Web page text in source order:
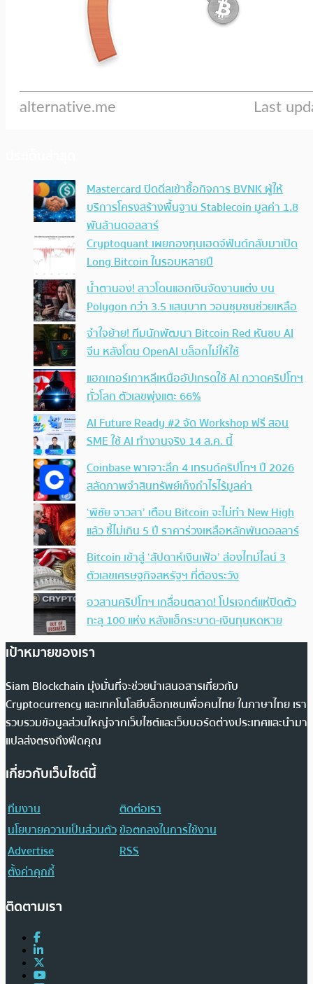
Mastercard ปิดดีลเข้าซื้อกิจการ BVNK ผู้ให้
บริการโครงสร้างพื้นฐาน Stablecoin มูลค่า 1.8
พันล้านดอลลาร์
Cryptoquant เผยกองทุนเฮดจ์ฟันด์กลับมาเปิด
Long Bitcoin ในรอบหลายปี
น้ำตานอง! สาวโดนแฮกเงินจัดงานแต่ง บน
Polygon กว่า 3.5 แสนบาท วอนชุมชนช่วยเหลือ
จำใจย้าย! ทีมนักพัฒนา Bitcoin Red หันซบ AI
จีน หลังโดน OpenAI บล็อกไม่ให้ใช้
แฮกเกอร์เกาหลีเหนืออัปเกรดใช้ AI กวาดคริปโทฯ
ทั่วโลก ตัวเลขพุ่งแตะ 66%
AI Future Ready #2 จัด Workshop ฟรี สอน
SME ใช้ AI ทำงานจริง 14 ส.ค. นี้
Coinbase พาเจาะลึก 4 เทรนด์คริปโทฯ ปี 2026
สลัดภาพจำสินทรัพย์เก็งกำไรไร้มูลค่า
‘พิชัย จาวลา’ เตือน Bitcoin จะไม่ทำ New High
แล้ว ชี้ไม่เกิน 5 ปี ราคาร่วงเหลือหลักพันดอลลาร์
Bitcoin เข้าสู่ ‘สัปดาห์เงินเฟ้อ’ ส่องไทม์ไลน์ 3
ตัวเลขเศรษฐกิจสหรัฐฯ ที่ต้องระวัง
อวสานคริปโทฯ เกลื่อนตลาด! โปรเจกต์แห่ปิดตัว
ทะลุ 100 แห่ง หลังแฮ็กระบาด-เงินทุนหดหาย
เป้าหมายของเรา
Siam Blockchain มุ่งมั่นที่จะช่วยนำเสนอสารเกี่ยวกับ
Cryptocurrency และเทคโนโลยีบล็อกเชนเพื่อคนไทย ในภาษาไทย เรา
รวบรวมข้อมูลส่วนใหญ่จากเว็บไซต์และเว็บบอร์ดต่างประเทศและนำมา
แปลส่งตรงถึงฟีดคุณ
เกี่ยวกับเว็บไซต์นี้
ทีมงาน
ติดต่อเรา
นโยบายความเป็นส่วนตัวข้อตกลงในการใช้งาน
Advertise
RSS
ตั้งค่าคุกกี้
ติดตามเรา